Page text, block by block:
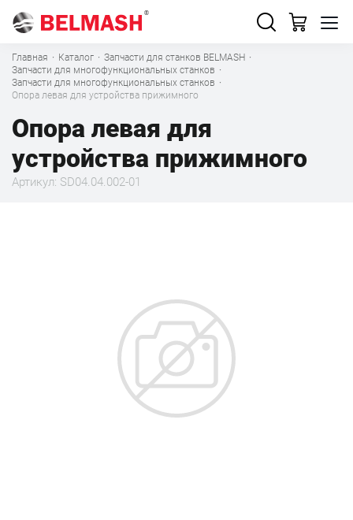
Главная · Каталог · Запчасти для станков BELMASH ·
Запчасти для многофункциональных станков ·
Запчасти для многофункциональных станков ·
Опора левая для устройства прижимного
Опора левая для
устройства прижимного
Артикул: SD04.04.002-01